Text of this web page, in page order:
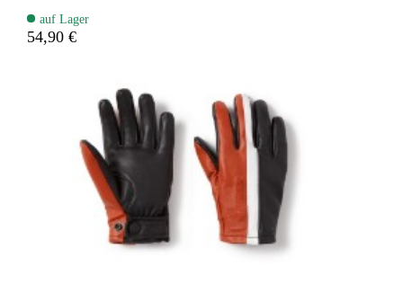
auf Lager
54,90 €